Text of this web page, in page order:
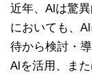
近年、AIは驚
においても、
待から検討・
AIを活用、ま